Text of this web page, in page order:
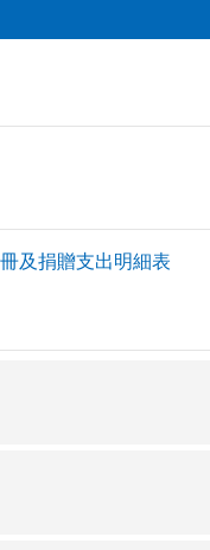
及捐贈支出明細表